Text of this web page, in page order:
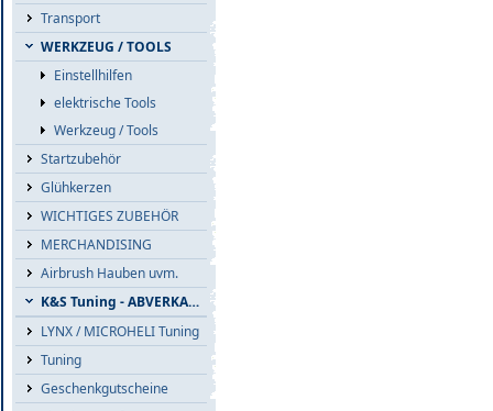
Transport
WERKZEUG / TOOLS
Einstellhilfen
elektrische Tools
Werkzeug / Tools
Startzubehör
Glühkerzen
WICHTIGES ZUBEHÖR
MERCHANDISING
Airbrush Hauben uvm.
K&S Tuning - ABVERKAUF
LYNX / MICROHELI Tuning
Tuning
Geschenkgutscheine